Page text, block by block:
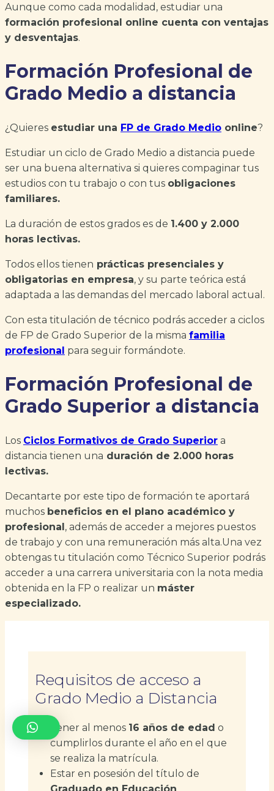
Aunque como cada modalidad, estudiar una
formación profesional online cuenta con ventajas
y desventajas.
Formación Profesional de
Grado Medio a distancia
¿Quieres estudiar una FP de Grado Medio online?
Estudiar un ciclo de Grado Medio a distancia puede
ser una buena alternativa si quieres compaginar tus
estudios con tu trabajo o con tus obligaciones
familiares.
La duración de estos grados es de 1.400 y 2.000
horas lectivas.
Todos ellos tienen prácticas presenciales y
obligatorias en empresa, y su parte teórica está
adaptada a las demandas del mercado laboral actual.
Con esta titulación de técnico podrás acceder a ciclos
de FP de Grado Superior de la misma familia
profesional para seguir formándote.
Formación Profesional de
Grado Superior a distancia
Los Ciclos Formativos de Grado Superior a
distancia tienen una duración de 2.000 horas
lectivas.
Decantarte por este tipo de formación te aportará
muchos beneficios en el plano académico y
profesional, además de acceder a mejores puestos
de trabajo y con una remuneración más alta.Una vez
obtengas tu titulación como Técnico Superior podrás
acceder a una carrera universitaria con la nota media
obtenida en la FP o realizar un máster
especializado.
Requisitos de acceso a
Grado Medio a Distancia
Tener al menos 16 años de edad o
cumplirlos durante el año en el que
se realiza la matrícula.
Estar en posesión del título de